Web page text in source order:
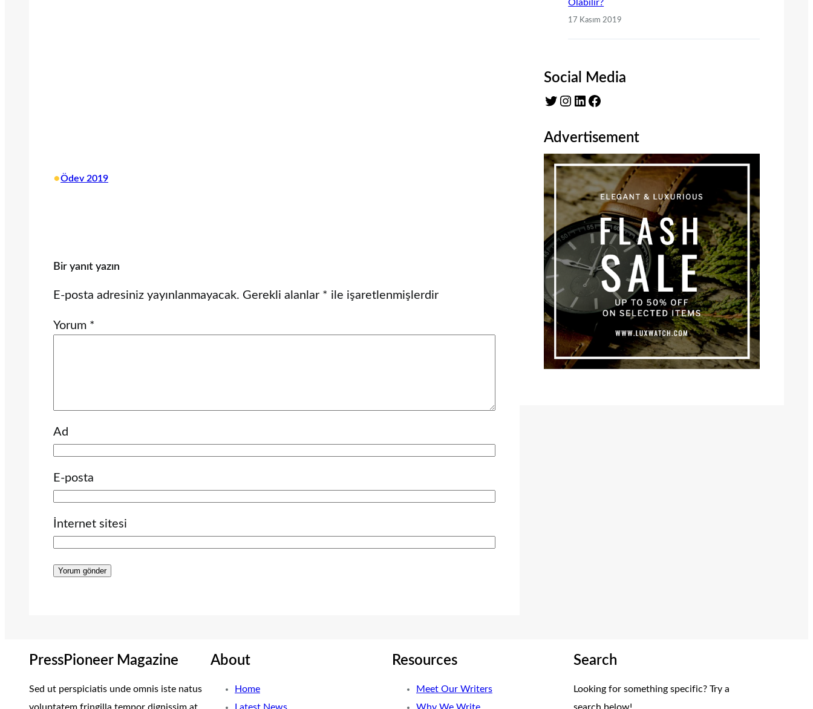
•Ödev 2019
Bir yanıt yazın
E-posta adresiniz yayınlanmayacak. Gerekli alanlar * ile işaretlenmişlerdir
Yorum *
Ad
E-posta
İnternet sitesi
Olabilir?
17 Kasım 2019
Social Media
Twitter
Instagram LinkedIn Facebook
Advertisement
PressPioneer Magazine
Sed ut perspiciatis unde omnis iste natus
About
Home
Resources
Meet Our Writers
Search
Looking for something specific? Try a